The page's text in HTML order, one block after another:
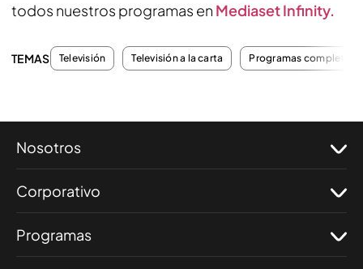
todos nuestros programas en Mediaset Infinity.
TEMAS Televisión Televisión a la carta Programas completos
Nosotros
Corporativo
Programas